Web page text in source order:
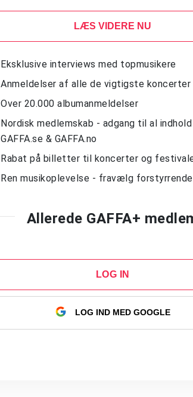
LÆS VIDERE NU
Eksklusive interviews med topmusikere
Anmeldelser af alle de vigtigste koncerter
Over 20.000 albumanmeldelser
Nordisk medlemskab - adgang til al
GAFFA.se & GAFFA.no
Rabat på billetter til koncerter og
Ren musikoplevelse - fravælg
Allerede GAFFA+
LOG IN
LOG IND MED GOOGLE